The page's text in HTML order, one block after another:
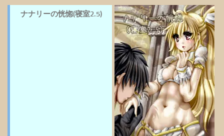
ナナリーの恍惚(寝室2.5)